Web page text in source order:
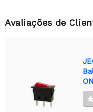
Avaliações de
ON